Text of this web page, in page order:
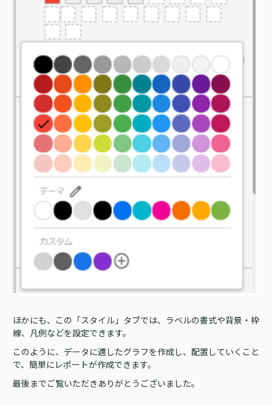
ほかにも、この「スタイル」タブでは、ラベルの書式や背景・枠
線、凡例などを設定できます。
このように、データに適したグラフを作成し、配置していくこと
で、簡単にレポートが作成できます。
最後までご覧いただきありがとうございました。